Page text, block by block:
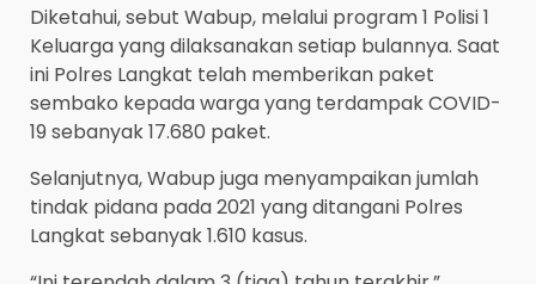
Diketahui, sebut Wabup, melalui program 1 Polisi 1
Keluarga yang dilaksanakan setiap bulannya. Saat
ini Polres Langkat telah memberikan paket
sembako kepada warga yang terdampak COVID-
19 sebanyak 17.680 paket.
Selanjutnya, Wabup juga menyampaikan jumlah
tindak pidana pada 2021 yang ditangani Polres
Langkat sebanyak 1.610 kasus.